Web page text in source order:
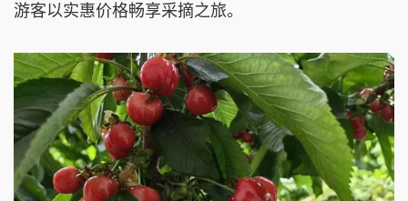
游客以实惠价格畅享采摘之旅。